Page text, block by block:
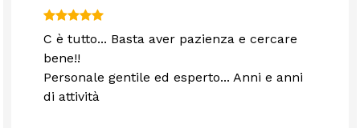
C è tutto... Basta aver pazienza e cercare
bene!!
Personale gentile ed esperto... Anni e anni
di attività